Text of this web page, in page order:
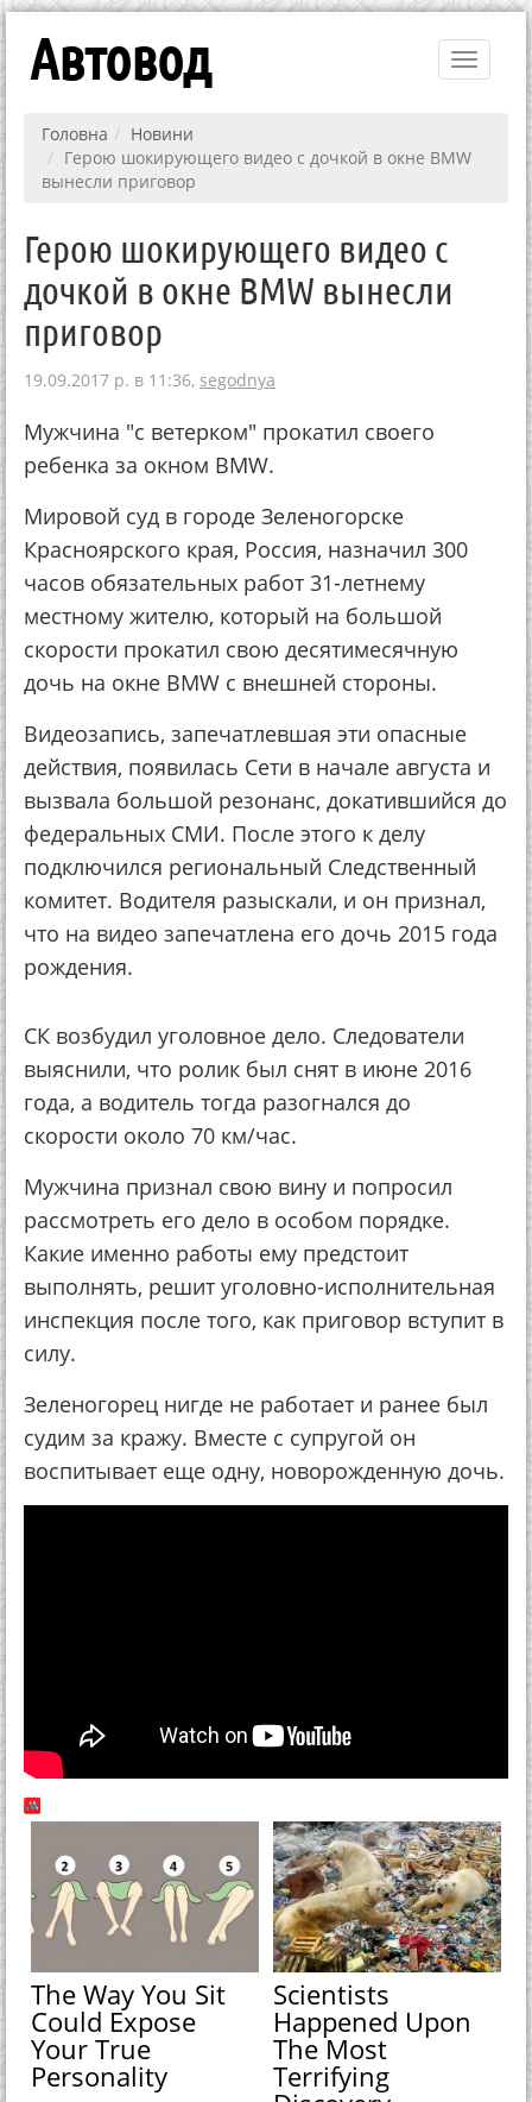
Toggle
Автовод
Головна
Новини
Герою шокирующего видео с дочкой в окне BMW
вынесли приговор
Герою шокирующего видео с
дочкой в окне BMW вынесли
приговор
19.09.2017 р. в 11:36, segodnya
Мужчина "с ветерком" прокатил своего
ребенка за окном BMW.
Мировой суд в городе Зеленогорске
Красноярского края, Россия, назначил 300
часов обязательных работ 31-летнему
местному жителю, который на большой
скорости прокатил свою десятимесячную
дочь на окне BMW с внешней стороны.
Видеозапись, запечатлевшая эти опасные
действия, появилась Сети в начале августа и
вызвала большой резонанс, докатившийся до
федеральных СМИ. Поcле этого к делу
подключился региональный Следственный
комитет. Водителя разыскали, и он признал,
что на видео запечатлена его дочь 2015 года
рождения.
СК возбудил уголовное дело. Следователи
выяснили, что ролик был снят в июне 2016
года, а водитель тогда разогнался до
скорости около 70 км/час.
Мужчина признал свою вину и попросил
рассмотреть его дело в особом порядке.
Какие именно работы ему предстоит
выполнять, решит уголовно-исполнительная
инспекция после того, как приговор вступит в
силу.
Зеленогорец нигде не работает и ранее был
судим за кражу. Вместе с супругой он
воспитывает еще одну, новорожденную дочь.
The Way You Sit
Could Expose
Your True
Personality
Scientists
Happened Upon
The Most
Terrifying